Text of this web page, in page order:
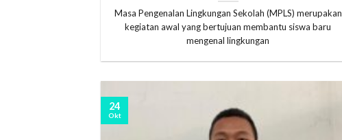
Masa Pengenalan Lingkungan Sekolah (MPLS) merupakan
kegiatan awal yang bertujuan membantu siswa baru
mengenal lingkungan
24
Okt